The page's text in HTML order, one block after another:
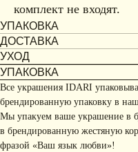
комплект не входят.
УПАКОВКА
ДОСТАВКА
УХОД
УПАКОВКА
Все украшения IDARI
брендированную упаковку в
Мы упакуем ваше украшение в
в брендированную жестяную
фразой «Ваш язык любви»!